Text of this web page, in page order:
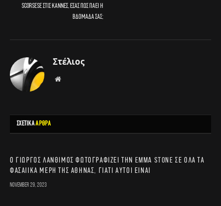
Scorsese στις Κάννες, εσάς πώς πάει η
βδομάδα σας;
Στέλιος
Website
ΣΧΕΤΙΚΑΑΡΘΡΑ
Ο Γιώργος Λάνθιμος φωτογραφίζει την Emma Stone σε όλα τα
φασαίικα μέρη της Αθήνας, γιατί αυτοί είναι
November 29, 2023